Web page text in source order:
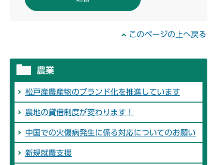
このページの上へ戻る
農業
松戸産農産物のブランド化を推進しています
農地の貸借制度が変わります！
中国での火傷病発生に係る対応についてのお願い
新規就農支援